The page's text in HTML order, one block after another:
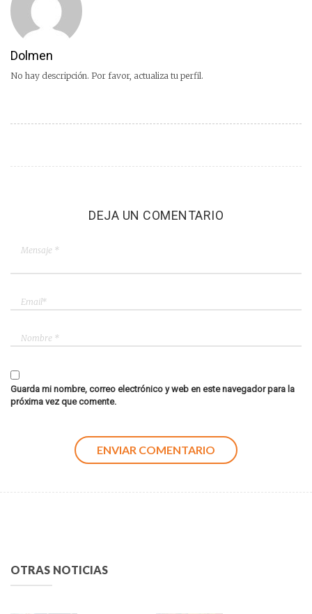
Dolmen
No hay descripción. Por favor, actualiza tu perfil.
DEJA UN COMENTARIO
Guarda mi nombre, correo electrónico y web en este navegador para la
próxima vez que comente.
OTRAS NOTICIAS